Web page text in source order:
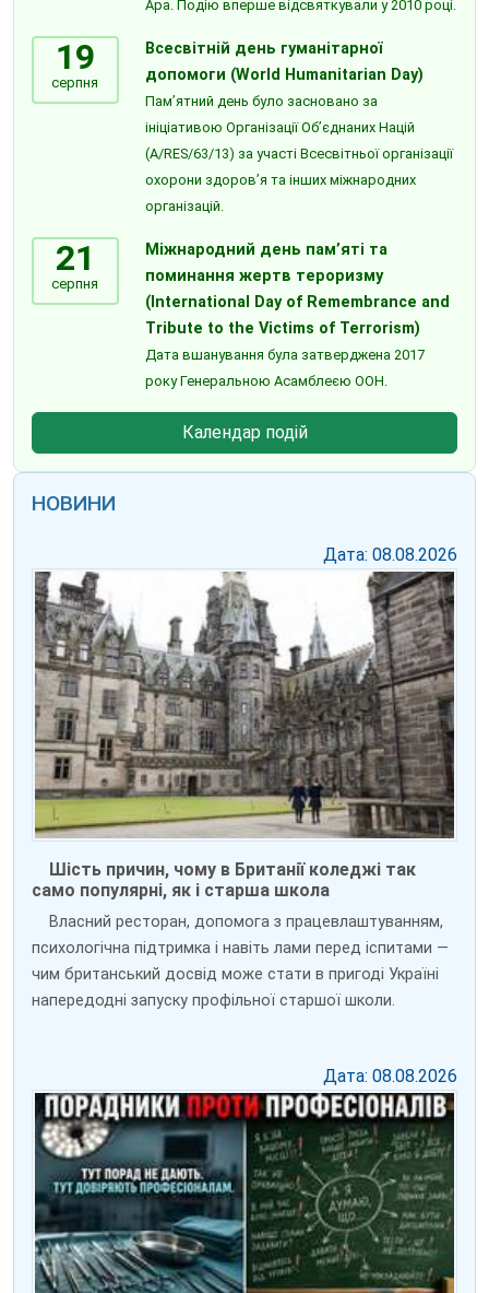
Ара. Подію вперше відсвяткували у 2010 році.
19
серпня
Всесвітній день гуманітарної
допомоги (World Humanitarian Day)
Пам’ятний день було засновано за
ініціативою Організації Об’єднаних Націй
(A/RES/63/13) за участі Всесвітньої організації
охорони здоров’я та інших міжнародних
організацій.
21
серпня
Міжнародний день пам’яті та
поминання жертв тероризму
(International Day of Remembrance and
Tribute to the Victims of Terrorism)
Дата вшанування була затверджена 2017
року Генеральною Асамблеєю ООН.
Календар подій
НОВИНИ
Дата: 08.08.2026
Шість причин, чому в Британії коледжі так
само популярні, як і старша школа
Власний ресторан, допомога з працевлаштуванням,
психологічна підтримка і навіть лами перед іспитами —
чим британський досвід може стати в пригоді Україні
напередодні запуску профільної старшої школи.
Дата: 08.08.2026